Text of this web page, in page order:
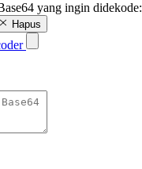
yang ingin didekode:
Hapus